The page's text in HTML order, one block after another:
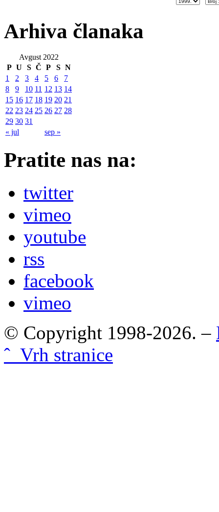
Arhiva članaka
Avgust 2022
P U S Č P S N
« jul sep »
1 2 3 4 5 6
7
8
9 10 11 12 13 14
15 16 17 18 19 20 21
22 23 24 25 26 27 28
29 30 31
Pratite nas na:
twitter
vimeo
youtube
rss
facebook
vimeo
© Copyright 1998-2026. –
ˆ Vrh stranice